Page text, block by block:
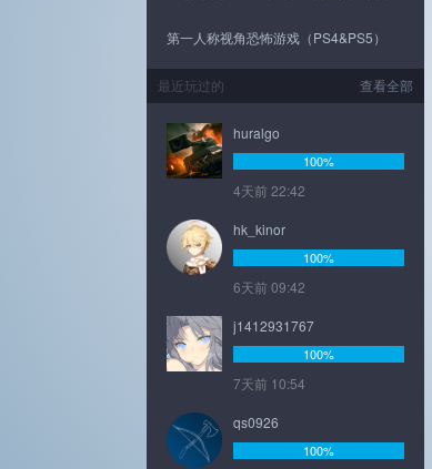
第一人称视角恐怖游戏（PS4&PS5）
查看全部
最近玩过的
huralgo
100%
4天前 22:42
hk_kinor
100%
6天前 09:42
j1412931767
100%
7天前 10:54
qs0926
100%